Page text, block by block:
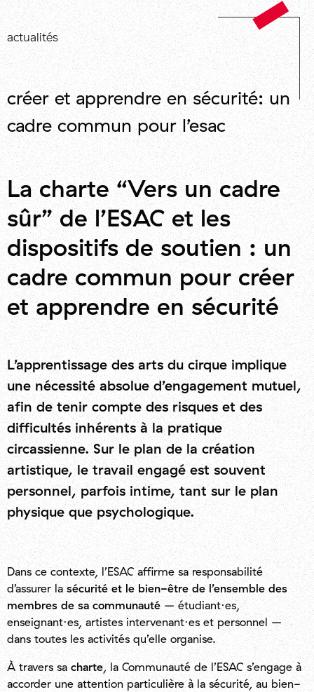
actualités
créer et apprendre en sécurité: un
cadre commun pour l’esac
La charte “Vers un cadre
sûr” de l’ESAC et les
dispositifs de soutien : un
cadre commun pour créer
et apprendre en sécurité
L’apprentissage des arts du cirque implique
une nécessité absolue d’engagement mutuel,
afin de tenir compte des risques et des
difficultés inhérents à la pratique
circassienne. Sur le plan de la création
artistique, le travail engagé est souvent
personnel, parfois intime, tant sur le plan
physique que psychologique.
Dans ce contexte, l’ESAC affirme sa responsabilité
d’assurer la sécurité et le bien-être de l’ensemble des
membres de sa communauté– étudiant·es,
enseignant·es, artistes intervenant·es et personnel –
dans toutes les activités qu’elle organise.
À travers sacharte, la Communauté de l’ESAC s’engage à
accorder une attention particulière à la sécurité, au bien-